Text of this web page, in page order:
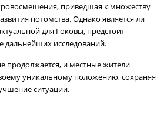
приведшая к множеству
потомства. Однако является ли
для Гоковы, предстоит
дальнейших исследований.
продолжается, и местные жители
уникальному положению, сохраняя
ситуации.